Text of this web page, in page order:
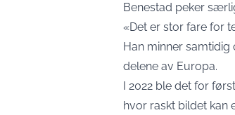
Benestad peker
«Det er stor fare for
Han minner
delene av Europa.
I 2022 ble det for
hvor raskt bildet kan